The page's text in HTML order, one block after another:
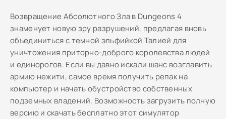
Возвращение Абсолютного Зла в Dungeons 4
знаменует новую эру разрушений, предлагая вновь
объединиться с темной эльфийкой Талией для
уничтожения приторно-доброго королевства людей
и единорогов. Если вы давно искали шанс возглавить
армию нежити, самое время получить репак на
компьютер и начать обустройство собственных
подземных владений. Возможность загрузить полную
версию и скачать бесплатно этот симулятор